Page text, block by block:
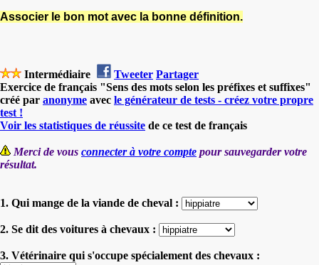
Associer le bon mot avec la bonne définition.
Intermédiaire Tweeter Partager
Exercice de français "Sens des mots selon les préfixes et suffixes"
créé par anonyme avec le générateur de tests - créez votre propre
test !
Voir les statistiques de réussite de ce test de français
Merci de vous connecter à votre compte pour sauvegarder votre
résultat.
1. Qui mange de la viande de cheval :
2. Se dit des voitures à chevaux :
3. Vétérinaire qui s'occupe spécialement des chevaux :